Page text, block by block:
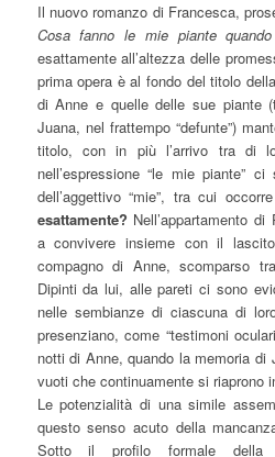
Il nuovo romanzo di Francesca,
Cosa fanno le mie piante
esattamente all’altezza delle
prima opera è al fondo del titolo
di Anne e quelle delle sue piante
Juana, nel frattempo “defunte”)
titolo, con in più l’arrivo tra di
nell’espressione “le mie piante”
dell’aggettivo “mie”, tra cui
esattamente? Nell’appartamento
a convivere insieme con il
compagno di Anne, scomparso
Dipinti da lui, alle pareti ci sono
nelle sembianze di ciascuna di
presenziano, come “testimoni
notti di Anne, quando la memoria di
vuoti che continuamente si riaprono
Le potenzialità di una simile
questo senso acuto della
Sotto il profilo formale della